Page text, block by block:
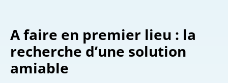
A faire en premier lieu : la
recherche d’une solution
amiable